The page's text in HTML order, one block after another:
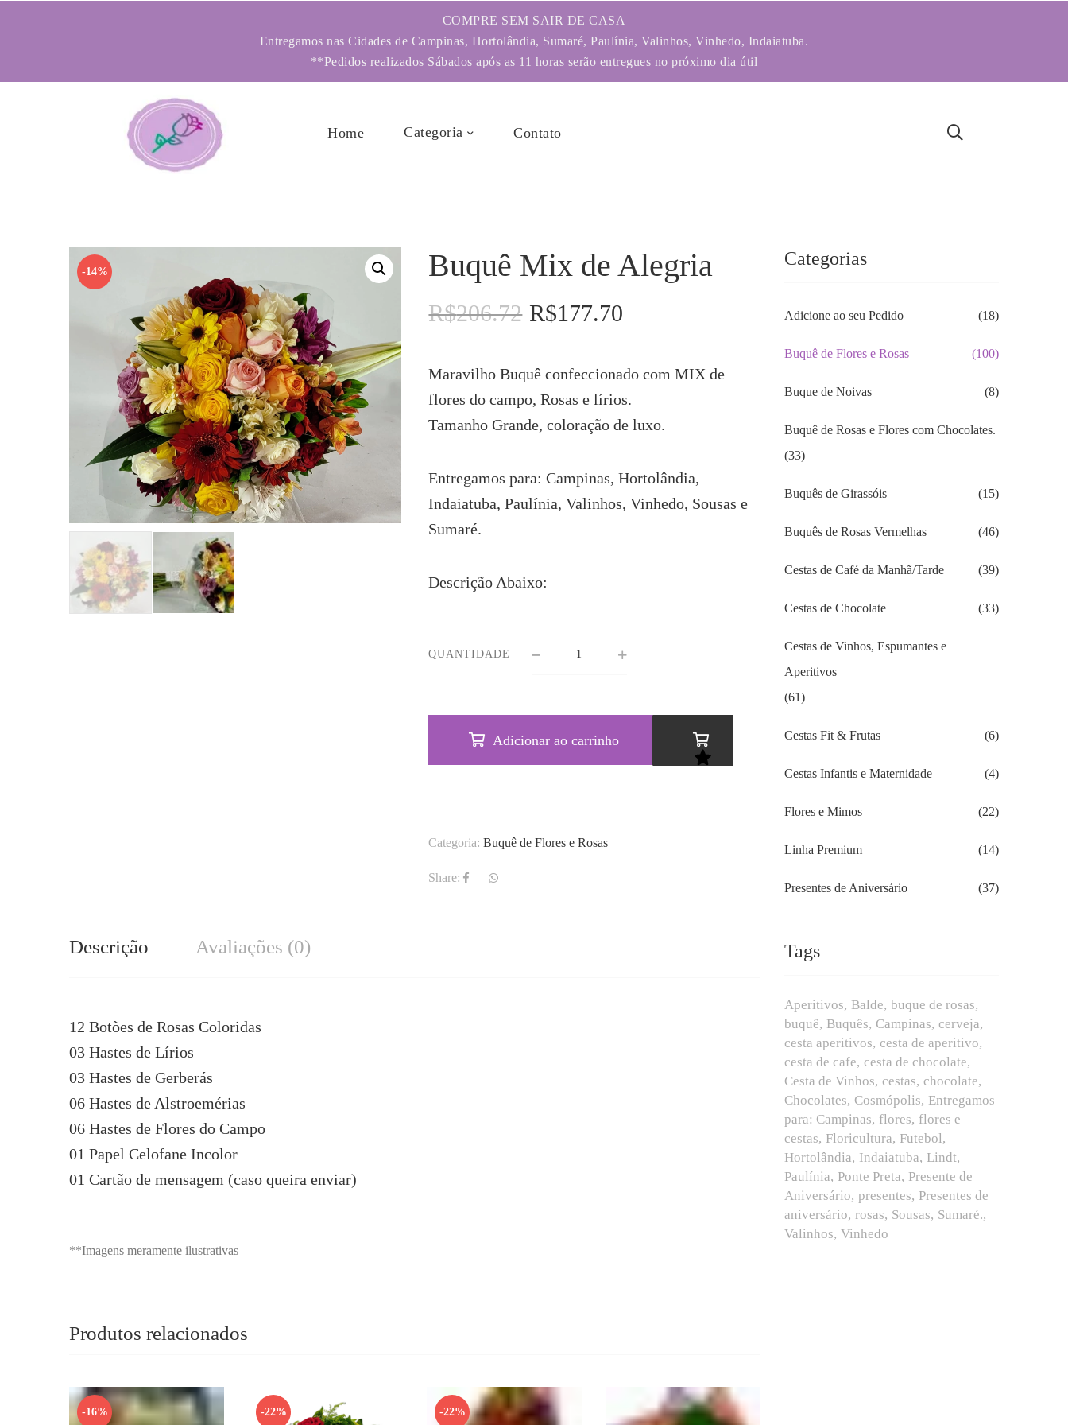
COMPRE SEM SAIR DE CASA
Entregamos nas Cidades de Campinas, Hortolândia, Sumaré, Paulínia, Valinhos, Vinhedo, Indaiatuba.
**Pedidos realizados Sábados após as 11 horas serão entregues no próximo dia útil
Home Categoria Contato
-14% Buquê Mix de Alegria
R$206.72 O
era:
R$206.72.
R$177.70
é:
Maravilho Buquê confeccionado com MIX de
flores do campo, Rosas e lírios.
Tamanho Grande, coloração de luxo.
Entregamos para: Campinas, Hortolândia,
Indaiatuba, Paulínia, Valinhos, Vinhedo, Sousas e
Sumaré.
Descrição Abaixo:
QUANTIDADE
Adicionar ao carrinho
Categoria:Buquê de Flores e Rosas
Share:
Descrição Avaliações (0)
12 Botões de Rosas Coloridas
03 Hastes de Lírios
03 Hastes de Gerberás
06 Hastes de Alstroemérias
06 Hastes de Flores do Campo
01 Papel Celofane Incolor
01 Cartão de mensagem (caso queira enviar)
**Imagens meramente ilustrativas
Produtos relacionados
-16% -22% -22%
Categorias
Adicione ao seu Pedido (18)
Buquê de Flores e Rosas (100)
Buque de Noivas (8)
Buquê de Rosas e Flores com Chocolates.
(33)
Buquês de Girassóis (15)
Buquês de Rosas Vermelhas (46)
Cestas de Café da Manhã/Tarde (39)
Cestas de Chocolate (33)
Cestas de Vinhos, Espumantes e
Aperitivos
(61)
Cestas Fit & Frutas (6)
Cestas Infantis e Maternidade (4)
Flores e Mimos (22)
Linha Premium (14)
Presentes de Aniversário (37)
Tags
Aperitivos Balde buque de rosas
buquê Buquês Campinas cerveja
cesta aperitivos cesta de aperitivo
cesta de cafe cesta de chocolate
Cesta de Vinhos cestas chocolate
Chocolates Cosmópolis Entregamos
para: Campinas flores flores e
cestas Floricultura Futebol
Hortolândia Indaiatuba Lindt
Paulínia Ponte Preta Presente de
Aniversário presentes Presentes de
aniversário rosas Sousas Sumaré.
Valinhos Vinhedo